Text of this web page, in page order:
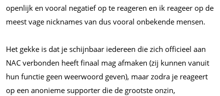
openlijk en vooral negatief op te reageren en ik reageer op de
meest vage nicknames van dus vooral onbekende mensen.
Het gekke is dat je schijnbaar iedereen die zich officieel aan
NAC verbonden heeft finaal mag afmaken (zij kunnen vanuit
hun functie geen weerwoord geven), maar zodra je reageert
op een anonieme supporter die de grootste onzin,